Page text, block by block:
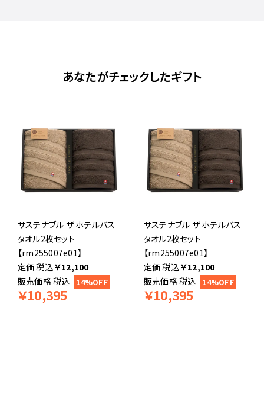
あなたがチェックしたギフト
サステナブル ザ ホテルバス
タオル2枚セット
【rm255007e01】
税込￥12,100
販売価格税込
￥10,395
14%OFF
サステナブル ザ ホテルバス
タオル2枚セット
【rm255007e01】
税込￥12,100
販売価格税込
￥10,395
14%OFF